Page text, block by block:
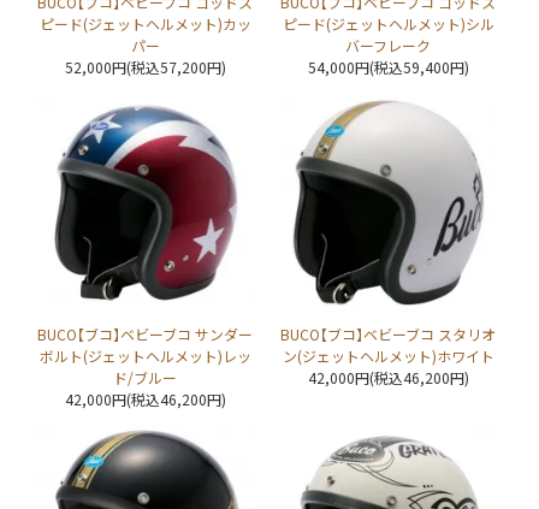
ピード(ジェットヘルメット)カッ
パー
52,000円(税込57,200円)
ピード(ジェットヘルメット)シル
バーフレーク
54,000円(税込59,400円)
BUCO【ブコ】ベビーブコ サンダー
ボルト(ジェットヘルメット)レッ
ド/ブルー
42,000円(税込46,200円)
BUCO【ブコ】ベビーブコ スタリオ
ン(ジェットヘルメット)ホワイト
42,000円(税込46,200円)